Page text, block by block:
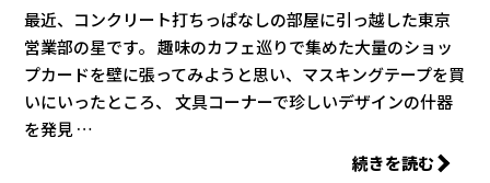
最近、コンクリート打ちっぱなしの部屋に引っ越した東京
営業部の星です。 趣味のカフェ巡りで集めた大量のショッ
プカードを壁に張ってみようと思い、マスキングテープを買
いにいったところ、 文具コーナーで珍しいデザインの什器
を発見 …
続きを読む